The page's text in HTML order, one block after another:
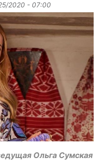
2020 - 07:00
Ольга Сумская